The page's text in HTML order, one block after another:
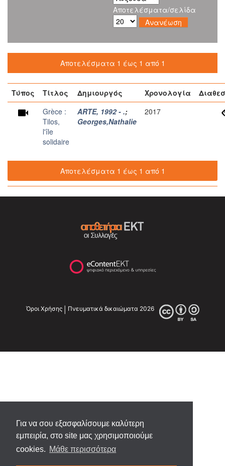
Για να σου εξασφαλίσουμε καλύτερη
εμπειρία, στο site μας χρησιμοποιούμε
cookies. Μάθε περισσότερα
Αποτελέσματα/σελίδα
Αποτελέσματα 1 έως 1 από 1
Τύπος Τίτλος Δημιουργός Χρονολογία
Grèce :
Tilos,
l'île
solidaire
ARTE, 1992 - .;
Georges,Nathalie
2017
Αποτελέσματα 1 έως 1 από 1